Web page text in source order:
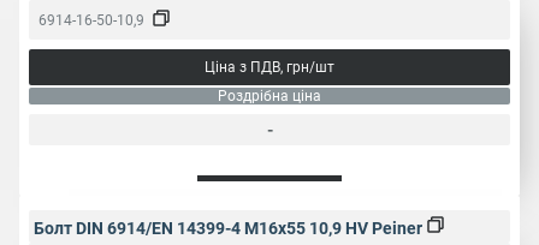
6914-16-50-10,9
Ціна з ПДВ, грн/шт
Роздрібна ціна
-
Болт DIN 6914/EN 14399-4 M16x55 10,9 HV Peiner